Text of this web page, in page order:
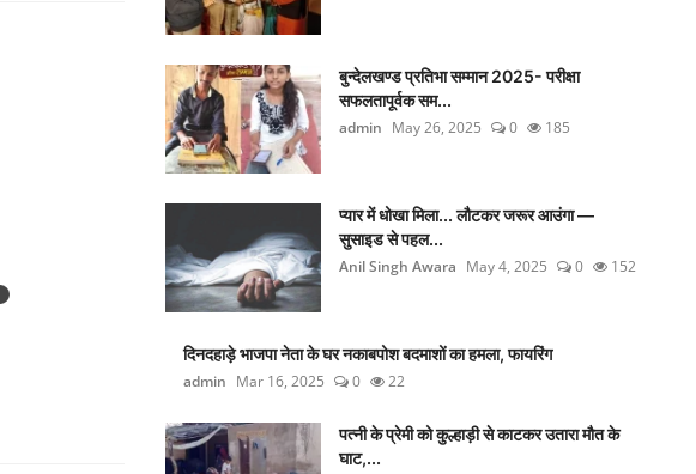
बुन्देलखण्ड प्रतिभा सम्मान 2025- परीक्षा
सफलतापूर्वक सम...
admin May 26, 2025 0 185
प्यार में धोखा मिला... लौटकर जरूर आउंगा —
सुसाइड से पहल...
Anil Singh Awara May 4, 2025 0 152
दिनदहाड़े भाजपा नेता के घर नकाबपोश बदमाशों का हमला, फायरिंग
admin Mar 16, 2025 0 22
पत्नी के प्रेमी को कुल्हाड़ी से काटकर उतारा मौत के
घाट,...